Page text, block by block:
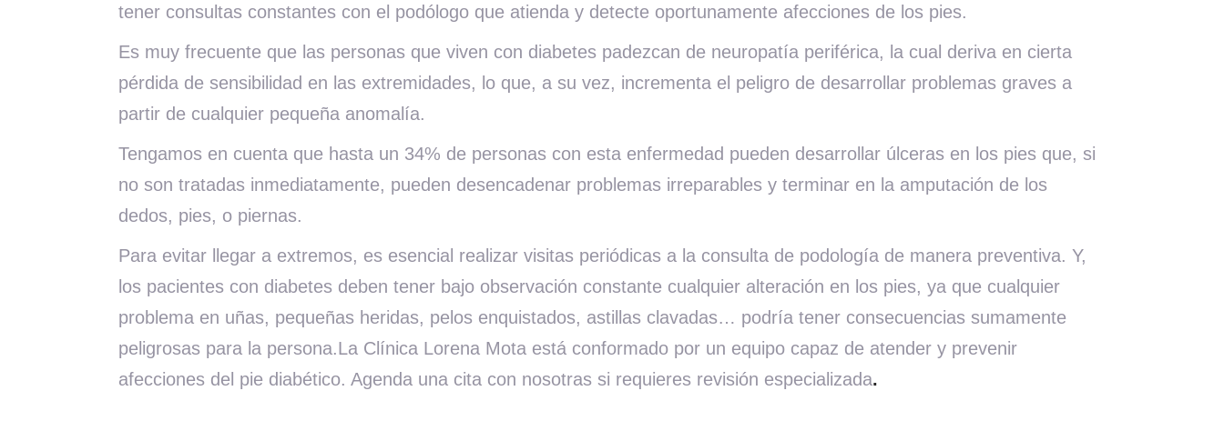
tener consultas constantes con el podólogo que atienda y detecte oportunamente afecciones de los pies.
Es muy frecuente que las personas que viven con diabetes padezcan de neuropatía periférica, la cual deriva en cierta
pérdida de sensibilidad en las extremidades, lo que, a su vez, incrementa el peligro de desarrollar problemas graves a
partir de cualquier pequeña anomalía.
Tengamos en cuenta que hasta un 34% de personas con esta enfermedad pueden desarrollar úlceras en los pies que, si
no son tratadas inmediatamente, pueden desencadenar problemas irreparables y terminar en la amputación de los
dedos, pies, o piernas.
Para evitar llegar a extremos, es esencial realizar visitas periódicas a la consulta de podología de manera preventiva. Y,
los pacientes con diabetes deben tener bajo observación constante cualquier alteración en los pies, ya que cualquier
problema en uñas, pequeñas heridas, pelos enquistados, astillas clavadas… podría tener consecuencias sumamente
peligrosas para la persona.La Clínica Lorena Mota está conformado por un equipo capaz de atender y prevenir
afecciones del pie diabético. Agenda una cita con nosotras si requieres revisión especializada.